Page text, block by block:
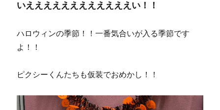
いええええええええええええい！！
ハロウィンの季節！！一番気合いが入る季節です
よ！！
ピクシーくんたちも仮装でおめかし！！